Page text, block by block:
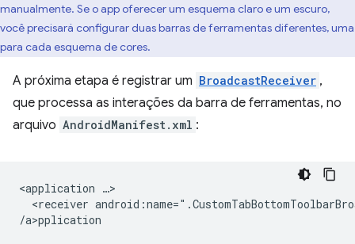
manualmente. Se o app oferecer um esquema claro e um escuro,
você precisará configurar duas barras de ferramentas diferentes, uma
para cada esquema de cores.
A próxima etapa é registrar um BroadcastReceiver ,
que processa as interações da barra de ferramentas, no
arquivo AndroidManifest.xml :
<application
<receiver
/a>p